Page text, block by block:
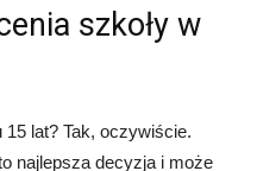
szkoły w
lat? Tak, oczywiście.
najlepsza decyzja i może